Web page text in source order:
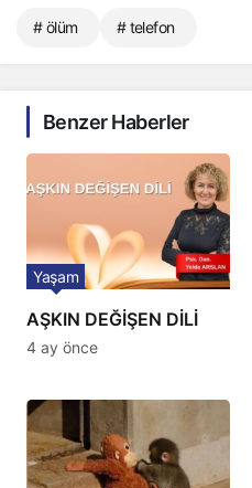
# ölüm # telefon
Benzer Haberler
AŞKIN DEĞİŞEN DİLİ
Yaşam
4 ay önce